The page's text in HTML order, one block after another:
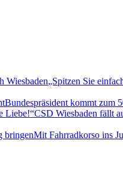
„Spitzen Sie
Bundespräsident kommt zum
CSD Wiesbaden fällt
Mit Fahrradkorso ins